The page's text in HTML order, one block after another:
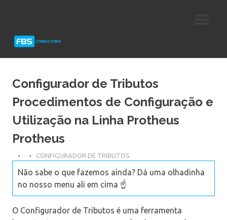
Protheus
Configurador de Tributos
Procedimentos de Configuração e
Utilização na Linha Protheus
Protheus
CONFIGURADOR DE TRIBUTOS
Não sabe o que fazemos ainda? Dá uma olhadinha
no nosso menu ali em cima ☝️
O Configurador de Tributos é uma ferramenta